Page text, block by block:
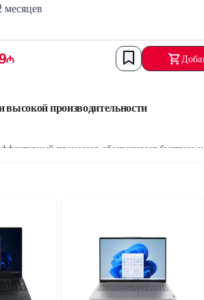
месяцев
производительности
процессор обеспечивает быструю
ускоренный запуск программ и
и детализированное изображение. Частота
Графика Intel Iris обеспечивает надёжную